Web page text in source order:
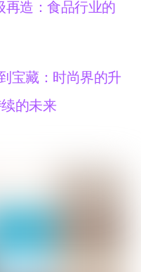
再造：食品行业的
宝藏：时尚界的升
的未来